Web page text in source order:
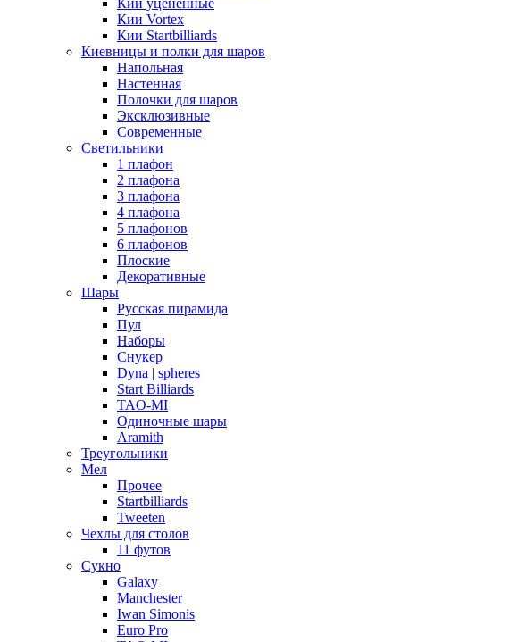
Кии уцененные
Кии Vortex
Кии Startbilliards
Киевницы и полки для шаров
Напольная
Настенная
Полочки для шаров
Эксклюзивные
Современные
Светильники
1 плафон
2 плафона
3 плафона
4 плафона
5 плафонов
6 плафонов
Плоские
Декоративные
Шары
Русская пирамида
Пул
Наборы
Снукер
Dyna | spheres
Start Billiards
TAO-MI
Одиночные шары
Aramith
Треугольники
Мел
Прочее
Startbilliards
Tweeten
Чехлы для столов
11 футов
Сукно
Galaxy
Manchester
Iwan Simonis
Euro Pro